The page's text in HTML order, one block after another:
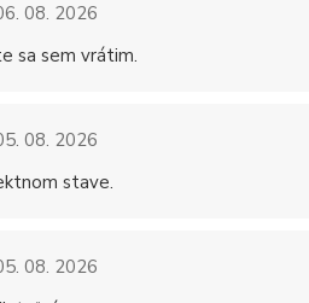
08. 2026
sa sem vrátim.
08. 2026
stave.
08. 2026